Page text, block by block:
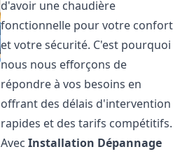
d'avoir une chaudière
fonctionnelle pour votre confort
et votre sécurité. C'est pourquoi
nous nous efforçons de
répondre à vos besoins en
offrant des délais d'intervention
rapides et des tarifs compétitifs.
AvecInstallation Dépannage